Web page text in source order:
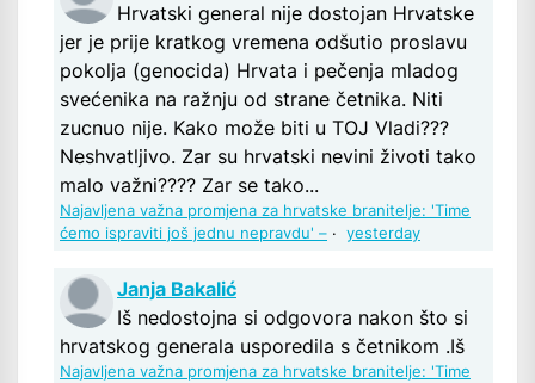
Hrvatski general nije dostojan Hrvatske
jer je prije kratkog vremena odšutio proslavu
pokolja (genocida) Hrvata i pečenja mladog
svećenika na ražnju od strane četnika. Niti
zucnuo nije. Kako može biti u TOJ Vladi???
Neshvatljivo. Zar su hrvatski nevini životi tako
malo važni???? Zar se tako...
Najavljena važna promjena za hrvatske branitelje: 'Time
ćemo ispraviti još jednu nepravdu' – · yesterday
Janja Bakalić
Iš nedostojna si odgovora nakon što si
hrvatskog generala usporedila s četnikom .Iš
Najavljena važna promjena za hrvatske branitelje: 'Time